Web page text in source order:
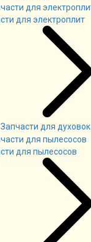
для электроплит
Запчасти для духовок
для пылесосов